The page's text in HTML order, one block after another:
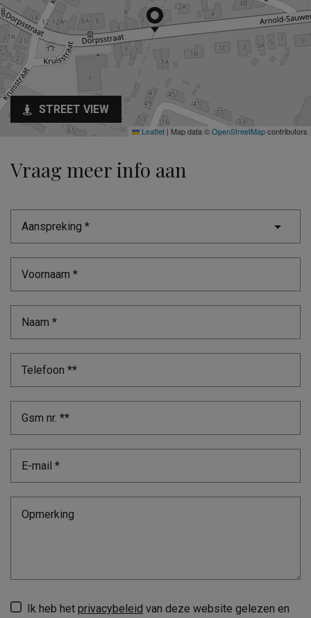
Leaflet | Map data ©OpenStreetMapcontributors
STREET VIEW
Vraag meer info aan
Aanspreking *
Ik heb het privacybeleid van deze website gelezen en